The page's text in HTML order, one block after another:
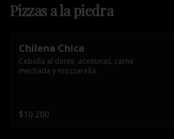
Pizzas a la piedra
Chilena Chica
Cebolla al dente, aceitunas, carne
mechada y mozzarella.
$10.200